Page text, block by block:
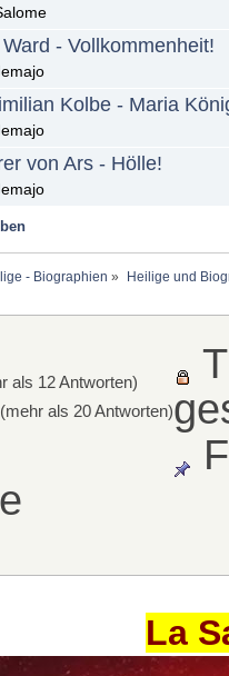
- Vollkommenheit!
Kolbe - Maria
von Ars - Hölle!
- Biographien » Heilige und
als 12 Antworten)
als 20 Antworten)
La